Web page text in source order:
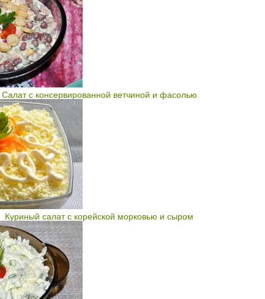
Салат с консервированной ветчиной и фасолью
Куриный салат с корейской морковью и сыром